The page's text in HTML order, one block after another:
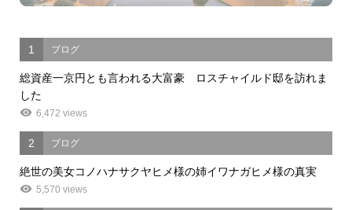
1 ブログ
総資産一京円とも言われる大富豪 ロスチャイルド邸を訪れま
した
6,472 views
2 ブログ
絶世の美女コノハナサクヤヒメ様の姉イワナガヒメ様の真実
5,570 views